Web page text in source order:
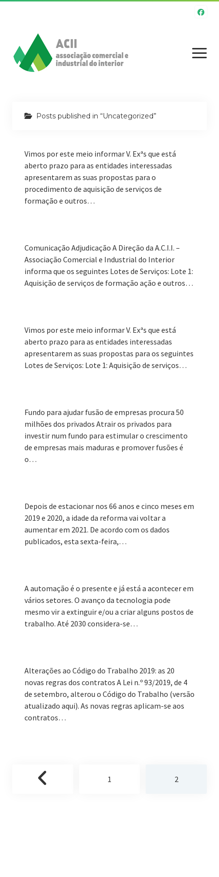
Serviços
O Associado
Apoios e Incentivos
Concursos
Notícias
Serviços
Posts published in “Uncategorized”
Vimos por este meio informar V. Exªs que está
aberto prazo para as entidades interessadas
apresentarem as suas propostas para o
procedimento de aquisição de serviços de
formação e outros…
Comunicação Adjudicação A Direção da A.C.I.I. –
Associação Comercial e Industrial do Interior
informa que os seguintes Lotes de Serviços: Lote 1:
Aquisição de serviços de formação ação e outros…
Vimos por este meio informar V. Exªs que está
aberto prazo para as entidades interessadas
apresentarem as suas propostas para os seguintes
Lotes de Serviços: Lote 1: Aquisição de serviços…
Fundo para ajudar fusão de empresas procura 50
milhões dos privados Atrair os privados para
investir num fundo para estimular o crescimento
de empresas mais maduras e promover fusões é
o…
Depois de estacionar nos 66 anos e cinco meses em
2019 e 2020, a idade da reforma vai voltar a
aumentar em 2021. De acordo com os dados
publicados, esta sexta-feira,…
A automação é o presente e já está a acontecer em
vários setores. O avanço da tecnologia pode
mesmo vir a extinguir e/ou a criar alguns postos de
trabalho. Até 2030 considera-se…
Alterações ao Código do Trabalho 2019: as 20
novas regras dos contratos A Lei n.º 93/2019, de 4
de setembro, alterou o Código do Trabalho (versão
atualizado aqui). As novas regras aplicam-se aos
contratos…
1 2